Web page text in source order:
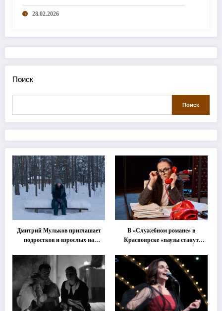
28.02.2026
Поиск
Поиск
Дмитрий Мульков приглашает
подростков и взрослых на
В «Служебном романе» в
Красноярске «паузы станут